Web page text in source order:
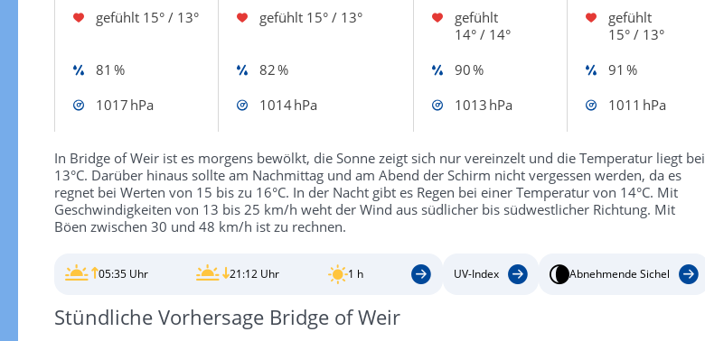
gefühlt 15° / 13° gefühlt 15° / 13°
gefühlt
14° / 14°
gefühlt
15° / 13°
81 %
82 % 90 %
91 %
1017 hPa
1014 hPa 1013 hPa 1011 hPa
In Bridge of Weir ist es morgens bewölkt, die Sonne zeigt sich nur vereinzelt und die Temperatur liegt bei
13°C. Darüber hinaus sollte am Nachmittag und am Abend der Schirm nicht vergessen werden, da es
regnet bei Werten von 15 bis zu 16°C. In der Nacht gibt es Regen bei einer Temperatur von 14°C. Mit
Geschwindigkeiten von 13 bis 25 km/h weht der Wind aus südlicher bis südwestlicher Richtung. Mit
Böen zwischen 30 und 48 km/h ist zu rechnen.
05:35 Uhr 21:12 Uhr 1 h UV-Index Abnehmende Sichel
Stündliche Vorhersage Bridge of Weir